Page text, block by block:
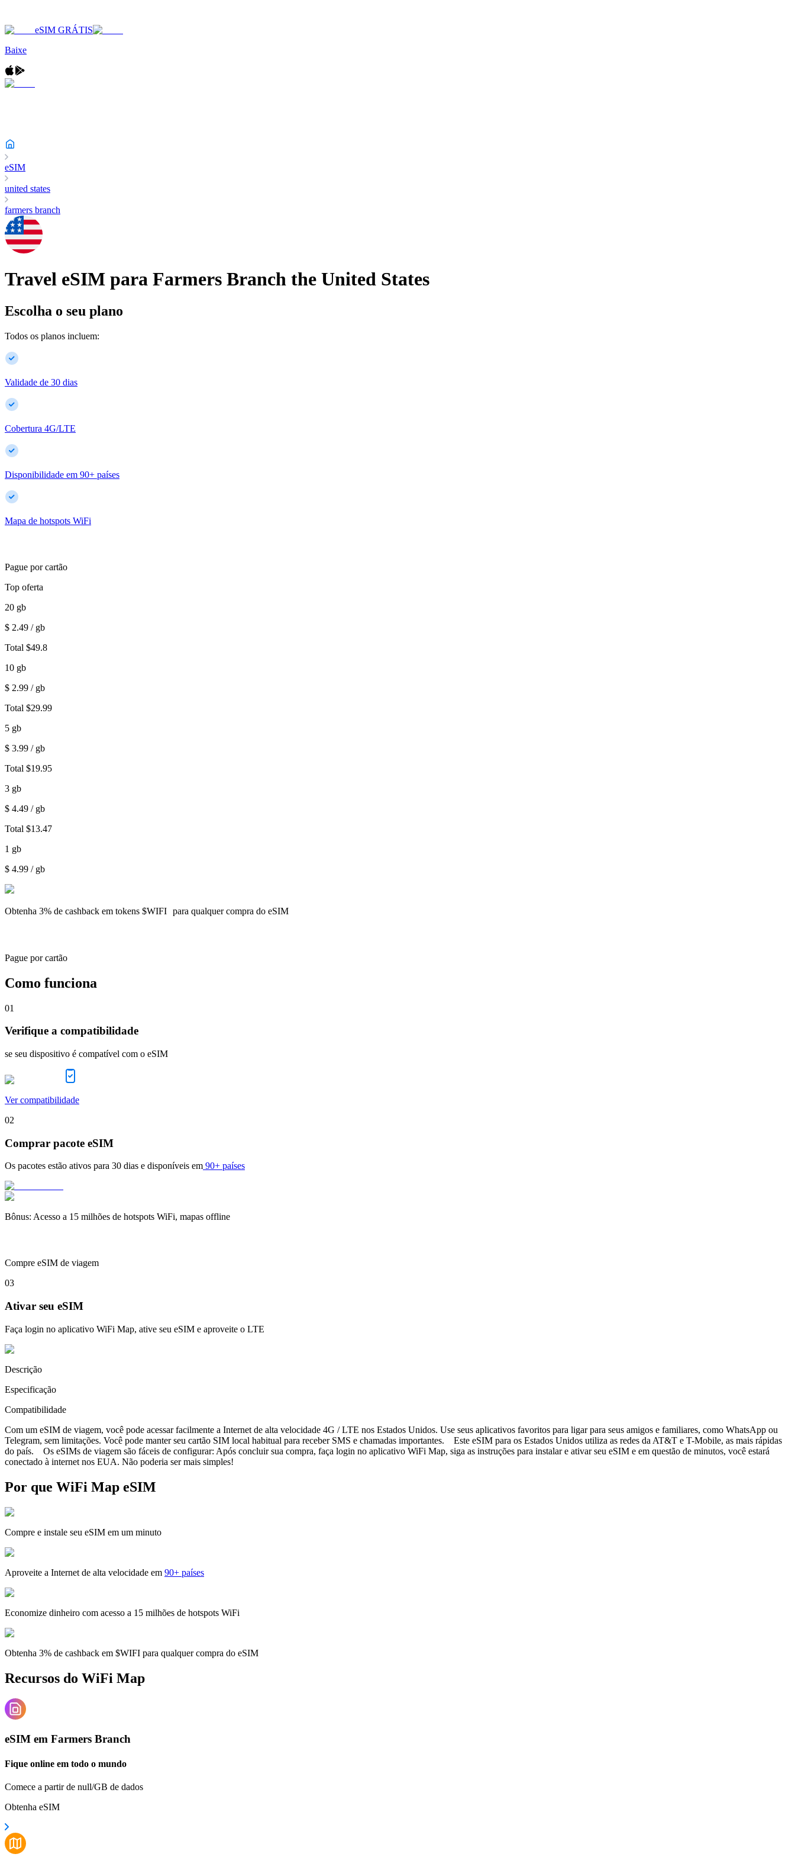
eSIM GRÁTIS
Baixe
eSIM
united states
farmers branch
Travel eSIM para Farmers Branch the United States
Escolha o seu plano
Todos os planos incluem:
Validade de 30 dias
Cobertura 4G/LTE
Disponibilidade em 90+ países
Mapa de hotspots WiFi
Pague por cartão
Top oferta
20 gb
$ 2.49 / gb
Total $49.8
10 gb
$ 2.99 / gb
Total $29.99
5 gb
$ 3.99 / gb
Total $19.95
3 gb
$ 4.49 / gb
Total $13.47
1 gb
$ 4.99 / gb
Obtenha 3% de cashback em tokens $WIFI para qualquer compra do eSIM
Pague por cartão
Como funciona
01
Verifique a compatibilidade
se seu dispositivo é compatível com o eSIM
Ver compatibilidade
02
Comprar pacote eSIM
Os pacotes estão ativos para 30 dias e disponíveis em 90+ países
Bônus: Acesso a 15 milhões de hotspots WiFi, mapas offline
Compre eSIM de viagem
03
Ativar seu eSIM
Faça login no aplicativo WiFi Map, ative seu eSIM e aproveite o LTE
Descrição
Especificação
Compatibilidade
Com um eSIM de viagem, você pode acessar facilmente a Internet de alta velocidade 4G / LTE nos Estados Unidos. Use seus aplicativos favoritos para ligar para seus amigos e familiares, como WhatsApp ou
Telegram, sem limitações. Você pode manter seu cartão SIM local habitual para receber SMS e chamadas importantes. Este eSIM para os Estados Unidos utiliza as redes da AT&T e T-Mobile, as mais rápidas
do país. Os eSIMs de viagem são fáceis de configurar: Após concluir sua compra, faça login no aplicativo WiFi Map, siga as instruções para instalar e ativar seu eSIM e em questão de minutos, você estará
conectado à internet nos EUA. Não poderia ser mais simples!
Por que WiFi Map eSIM
Compre e instale seu eSIM em um minuto
Aproveite a Internet de alta velocidade em 90+ países
Economize dinheiro com acesso a 15 milhões de hotspots WiFi
Obtenha 3% de cashback em $WIFI para qualquer compra do eSIM
Recursos do WiFi Map
eSIM em Farmers Branch
Fique online em todo o mundo
Comece a partir de null/GB de dados
Obtenha eSIM